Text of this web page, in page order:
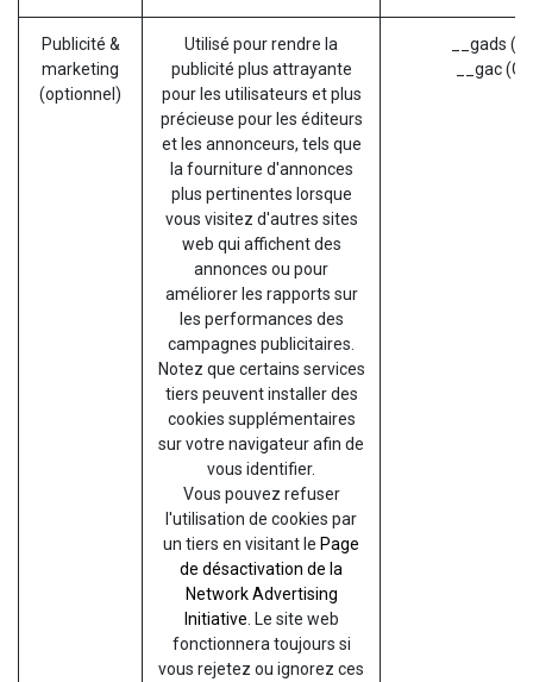
Publicité &
marketing
(optionnel)
Utilisé pour rendre la
publicité plus attrayante
pour les utilisateurs et plus
précieuse pour les éditeurs
et les annonceurs, tels que
la fourniture d'annonces
plus pertinentes lorsque
vous visitez d'autres sites
web qui affichent des
annonces ou pour
améliorer les rapports sur
les performances des
campagnes publicitaires.
Notez que certains services
tiers peuvent installer des
cookies supplémentaires
sur votre navigateur afin de
vous identifier.
Vous pouvez refuser
l'utilisation de cookies par
un tiers en visitant le Page
de désactivation de la
Network Advertising
Initiative . Le site web
fonctionnera toujours si
vous rejetez ou ignorez ces
__gads
__gac